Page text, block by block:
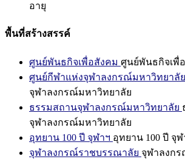
อายุ
พื้นที่สร้างสรรค์
ศูนย์พันธกิจเพื่อสังคม ศูนย์พันธกิจเพื่
ศูนย์กีฬาแห่งจุฬาลงกรณ์มหาวิทยาลัย
จุฬาลงกรณ์มหาวิทยาลัย
ธรรมสถานจุฬาลงกรณ์มหาวิทยาลัย
จุฬาลงกรณ์มหาวิทยาลัย
อุทยาน 100 ปี จุฬาฯ อุทยาน 100 ปี จุฬ
จุฬาลงกรณ์ราชบรรณาลัย จุฬาลงก